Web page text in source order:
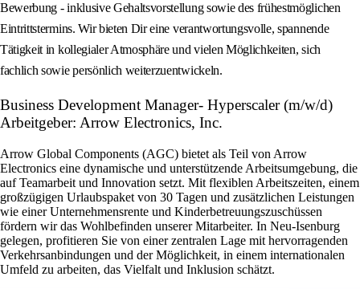
Bewerbung - inklusive Gehaltsvorstellung sowie des frühestmöglichen
Eintrittstermins. Wir bieten Dir eine verantwortungsvolle, spannende
Tätigkeit in kollegialer Atmosphäre und vielen Möglichkeiten, sich
fachlich sowie persönlich weiterzuentwickeln.
Business Development Manager- Hyperscaler (m/w/d)
Arbeitgeber: Arrow Electronics, Inc.
Arrow Global Components (AGC) bietet als Teil von Arrow
Electronics eine dynamische und unterstützende Arbeitsumgebung, die
auf Teamarbeit und Innovation setzt. Mit flexiblen Arbeitszeiten, einem
großzügigen Urlaubspaket von 30 Tagen und zusätzlichen Leistungen
wie einer Unternehmensrente und Kinderbetreuungszuschüssen
fördern wir das Wohlbefinden unserer Mitarbeiter. In Neu-Isenburg
gelegen, profitieren Sie von einer zentralen Lage mit hervorragenden
Verkehrsanbindungen und der Möglichkeit, in einem internationalen
Umfeld zu arbeiten, das Vielfalt und Inklusion schätzt.